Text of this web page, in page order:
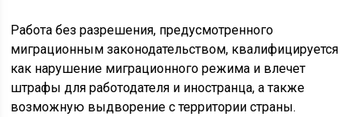
Работа без разрешения, предусмотренного
миграционным законодательством, квалифицируется
как нарушение миграционного режима и влечет
штрафы для работодателя и иностранца, а также
возможную выдворение с территории страны.